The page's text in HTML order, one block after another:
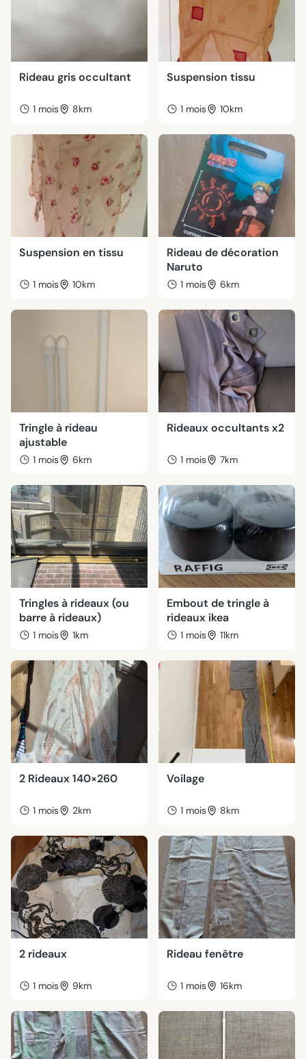
Rideau gris occultant
1 mois 8km
Suspension tissu
1 mois 10km
Suspension en tissu
1 mois 10km
Rideau de décoration
Naruto
1 mois 6km
Tringle à rideau
ajustable
1 mois 6km
Rideaux occultants x2
1 mois 7km
Tringles à rideaux (ou
barre à rideaux)
1 mois 1km
Embout de tringle à
rideaux ikea
1 mois 11km
2 Rideaux 140×260
1 mois 2km
Voilage
1 mois 8km
2 rideaux
1 mois 9km
Rideau fenêtre
1 mois 16km